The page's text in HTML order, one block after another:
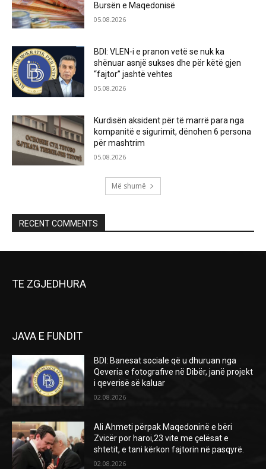
Bursën e Maqedonisë
05.08.2026
BDI: VLEN-i e pranon vetë se nuk ka
shënuar asnjë sukses dhe për këtë gjen
“fajtor” jashtë vehtes
05.08.2026
Kurdisën aksident për të marrë para nga
kompanitë e sigurimit, dënohen 6 persona
për mashtrim
05.08.2026
Më shumë
RECENT COMMENTS
TE ZGJEDHURA
JAVA E FUNDIT
BDI: Banesat sociale që u dhuruan nga
Qeveria e fotografive në Dibër, janë projekt
i qeverisë së kaluar
02.08.2026
Ali Ahmeti përpak Maqedoninë e bëri
Zvicër por haroi,23 vite me çelësat e
shtetit, e tani kërkon fajtorin në pasqyrë.
02.08.2026